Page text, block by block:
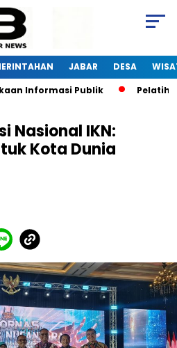
JABAR DESA
Publik
Pelatihan
Nasional IKN:
Kota Dunia